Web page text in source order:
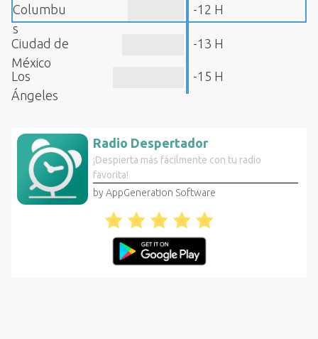
Columbu
s
-12 H
Ciudad de
México
-13 H
Los
Ángeles
-15 H
Radio Despertador
¡Despierta más fácilmente con tu radio
favorita!
by AppGeneration Software